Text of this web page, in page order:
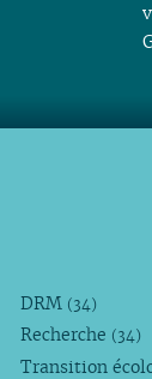
DRM (34)
Recherche (34)
Transition